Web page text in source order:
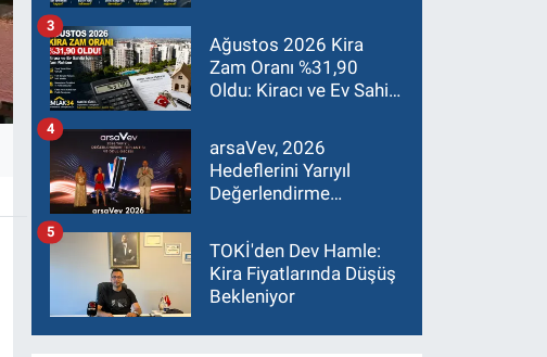
Ağustos 2026 Kira
Zam Oranı %31,90
Oldu: Kiracı ve Ev Sahibi
3
arsaVev, 2026
Hedeflerini Yarıyıl
Değerlendirme
Yatırdı
4
TOKİ'den Dev Hamle:
Kira Fiyatlarında Düşüş
Bekleniyor
5